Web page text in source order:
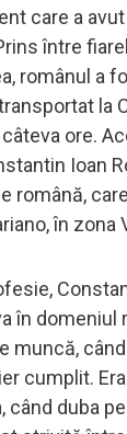
care a
între
românul a
la
ore.
Ioan
română,
în zona
în domeniul
muncă,
cumplit.
când duba